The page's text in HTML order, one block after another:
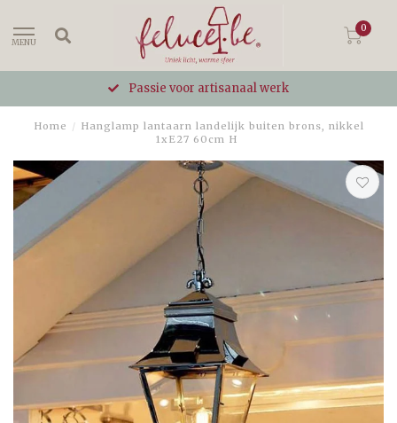
MENU
0
Passie voor artisanaal werk
Home / Hanglamp lantaarn landelijk buiten brons, nikkel
1xE27 60cm H